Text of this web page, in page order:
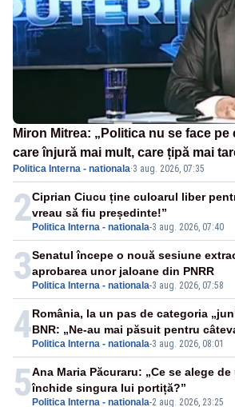
Miron Mitrea: „Politica nu se face pe
care înjură mai mult, care țipă mai
Politica Interna - nationala·3 aug. 2026, 07:35
2 Politica Interna - nationala-3 aug. 2026, 07:40
Ciprian Ciucu ține culoarul liber
vreau să fiu președinte!”
3 Politica Interna - nationala-3 aug. 2026, 07:58
Senatul începe o nouă sesiune
aprobarea unor jaloane din PNRR
4 Politica Interna - nationala-3 aug. 2026, 08:01
România, la un pas de categoria
BNR: „Ne-au mai păsuit pentru
5 Politica Interna - nationala-2 aug. 2026, 23:25
Ana Maria Păcuraru: „Ce se alege
închide singura lui portiță?”